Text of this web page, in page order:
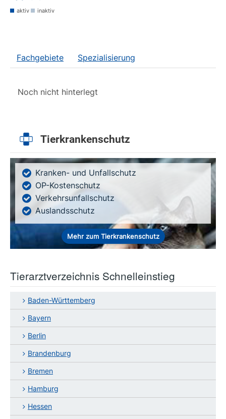
aktiv inaktiv
Fachgebiete Spezialisierung
Noch nicht hinterlegt
Tierkrankenschutz
Kranken- und Unfallschutz
OP-Kostenschutz
Verkehrsunfallschutz
Auslandsschutz
Mehr zum Tierkrankenschutz
Tierarztverzeichnis Schnelleinstieg
Baden-Württemberg
Bayern
Berlin
Brandenburg
Bremen
Hamburg
Hessen